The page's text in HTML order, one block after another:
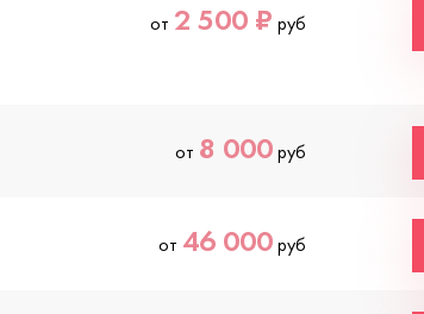
от 2 500 ₽ руб
от 8 000руб
от 46 000руб